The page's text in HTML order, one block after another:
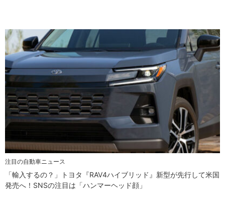
注目の自動車ニュース
「輸入するの？」トヨタ『RAV4ハイブリッド』新型が先行して米国
発売へ！SNSの注目は「ハンマーヘッド顔」